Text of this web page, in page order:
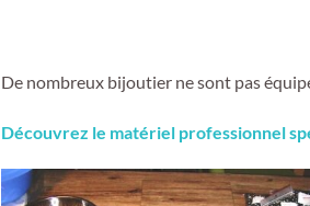
De nombreux bijoutier ne sont pas
Découvrez le matériel professionnel